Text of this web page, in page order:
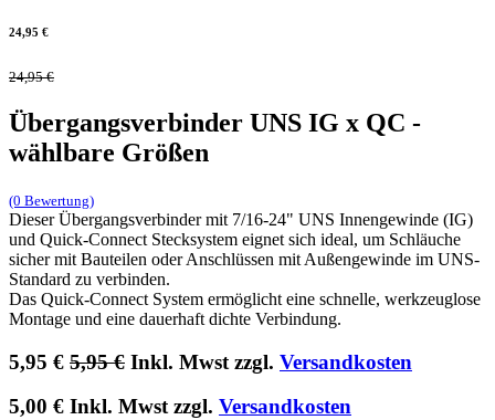
24,95 €
24,95€
Übergangsverbinder UNS IG x QC -
wählbare Größen
(0 Bewertung)
Dieser Übergangsverbinder mit 7/16-24" UNS Innengewinde (IG)
und Quick-Connect Stecksystem eignet sich ideal, um Schläuche
sicher mit Bauteilen oder Anschlüssen mit Außengewinde im UNS-
Standard zu verbinden.
Das Quick-Connect System ermöglicht eine schnelle, werkzeuglose
Montage und eine dauerhaft dichte Verbindung.
5,95 € 5,95€ Inkl. Mwst zzgl. Versandkosten
5,00 € Inkl. Mwst zzgl. Versandkosten